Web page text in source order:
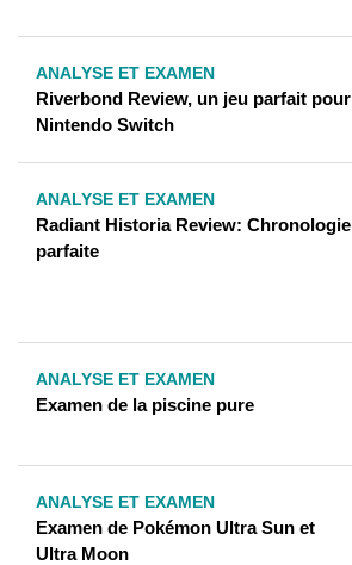
ANALYSE ET EXAMEN
Riverbond Review, un jeu parfait pour
Nintendo Switch
ANALYSE ET EXAMEN
Radiant Historia Review: Chronologie
parfaite
ANALYSE ET EXAMEN
Examen de la piscine pure
ANALYSE ET EXAMEN
Examen de Pokémon Ultra Sun et
Ultra Moon